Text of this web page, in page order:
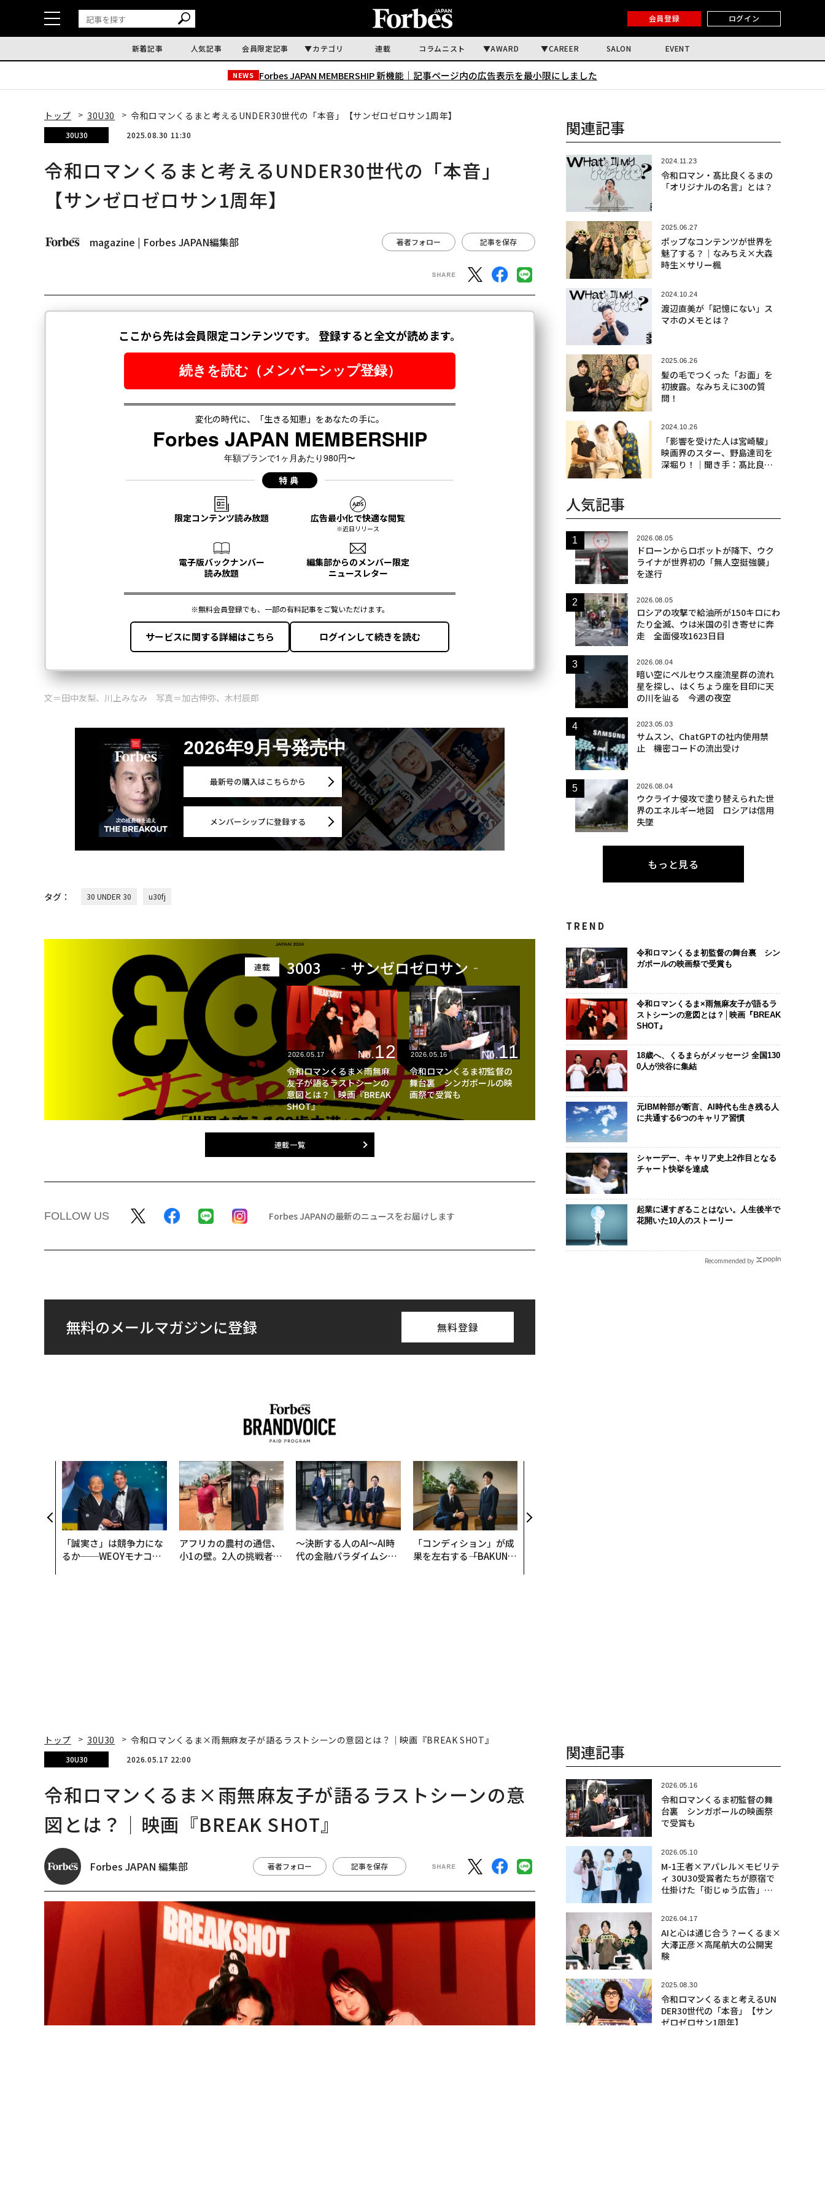
会員登録 ログイン
新着記事 人気記事 会員限定記事 カテゴリ 連載 コラムニスト AWARD CAREER SALON EVENT
NEWS Forbes JAPAN MEMBERSHIP 新機能｜ 記事ページ内の広告表示を最小限にしました
トップ 30U30 令和ロマンくるまと考えるUNDER30世代の「本音」【サンゼロゼロサン1周年】
30U30 2025.08.30 11:30
令和ロマンくるまと考えるUNDER30世代の「本音」
【サンゼロゼロサン1周年】
magazine | Forbes JAPAN編集部 著者フォロー 記事を保存
文＝田中友梨、川上みなみ 写真＝加古伸弥、木村辰郎
2026年9月号発売中
最新号の購入はこちらから
メンバーシップに登録する
タグ： 30 UNDER 30 u30fj
連載 3003 ‐サンゼロゼロサン‐
2026.05.17 No.12
令和ロマンくるま×雨無麻
友子が語るラストシーンの
意図とは？│映画『BREAK
SHOT』
2026.05.16 No.11
令和ロマンくるま初監督の
舞台裏 シンガポールの映
画祭で受賞も
連載一覧
FOLLOW US Forbes JAPANの最新のニュースをお届けします
無料のメールマガジンに登録 無料登録
「誠実さ」は競争力にな
るか──WEOYモナコで
アフリカの農村の通信、
小1の壁。2人の挑戦者が
〜決断する人のAI〜AI時
代の金融パラダイムシフ
「コンディション」が成
果を左右する――「BAKUN
え見つけた、防災一筋20
関連記事
2024.11.23
令和ロマン・髙比良くるまの
「オリジナルの名言」とは？
2025.06.27
ポップなコンテンツが世界を
魅了する？│なみちえ×大森
時生×サリー楓
2024.10.24
渡辺直美が「記憶にない」ス
マホのメモとは？
2025.06.26
髪の毛でつくった「お面」を
初披露。なみちえに30の質
問！
2024.10.26
「影響を受けた人は宮崎駿」
映画界のスター、野島達司を
深堀り！│聞き手：髙比良く
人気記事
2026.08.05
ドローンからロボットが降下、ウク
ライナが世界初の「無人空挺強襲」
を遂行
2026.08.05
ロシアの攻撃で給油所が150キロにわ
たり全滅、ウは米国の引き寄せに奔
走 全面侵攻1623日目
2026.08.04
暗い空にペルセウス座流星群の流れ
星を探し、はくちょう座を目印に天
の川を辿る 今週の夜空
2023.05.03
サムスン、ChatGPTの社内使用禁
止 機密コードの流出受け
2026.08.04
ウクライナ侵攻で塗り替えられた世
界のエネルギー地図 ロシアは信用
失墜
もっと見る
TREND
令和ロマンくるま初監督の舞台裏 シン
ガポールの映画祭で受賞も
令和ロマンくるま×雨無麻友子が語るラ
ストシーンの意図とは？│映画『BREAK
SHOT』
18歳へ、くるまらがメッセージ 全国130
0人が渋谷に集結
元IBM幹部が断言、AI時代も生き残る人
に共通する6つのキャリア習慣
シャーデー、キャリア史上2作目となる
チャート快挙を達成
起業に遅すぎることはない。人生後半で
花開いた10人のストーリー
Recommended by
トップ 30U30 令和ロマンくるま×雨無麻友子が語るラストシーンの意図とは？│映画『BREAK SHOT』
30U30 2026.05.17 22:00
令和ロマンくるま×雨無麻友子が語るラストシーンの意
図とは？│映画『BREAK SHOT』
Forbes JAPAN 編集部 著者フォロー 記事を保存
関連記事
2026.05.16
令和ロマンくるま初監督の舞
台裏 シンガポールの映画祭
で受賞も
2026.05.10
M-1王者×アパレル×モビリテ
ィ 30U30受賞者たちが原宿で
仕掛けた「街じゅう広告」の
2026.04.17
AIと心は通じ合う？ーくるま×
大澤正彦×高尾航大の公開実
験
2025.08.30
令和ロマンくるまと考えるUN
DER30世代の「本音」【サン
ゼロゼロサン1周年】